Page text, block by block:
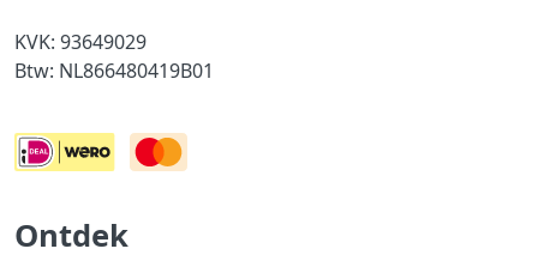
KVK: 93649029
Btw: NL866480419B01
Ontdek